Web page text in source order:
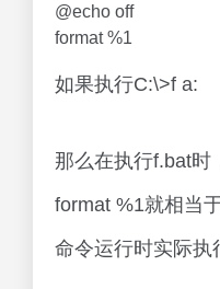
@echo off
format %1
如果执行C:\>f a:
那么在执行f.bat时
format %1就相当
命令运行时实际执